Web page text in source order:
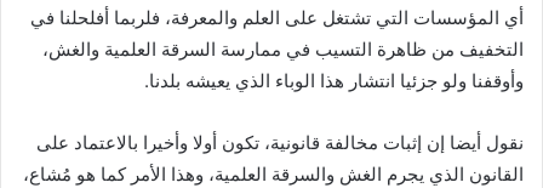
أي المؤسسات التي تشتغل على العلم والمعرفة، فلربما أفلحلنا في
التخفيف من ظاهرة التسيب في ممارسة السرقة العلمية والغش،
وأوقفنا ولو جزئيا انتشار هذا الوباء الذي يعيشه بلدنا.
نقول أيضا إن إثبات مخالفة قانونية، تكون أولا وأخيرا بالاعتماد على
القانون الذي يجرم الغش والسرقة العلمية، وهذا الأمر كما هو مُشاع،